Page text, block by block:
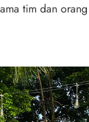
tim dan